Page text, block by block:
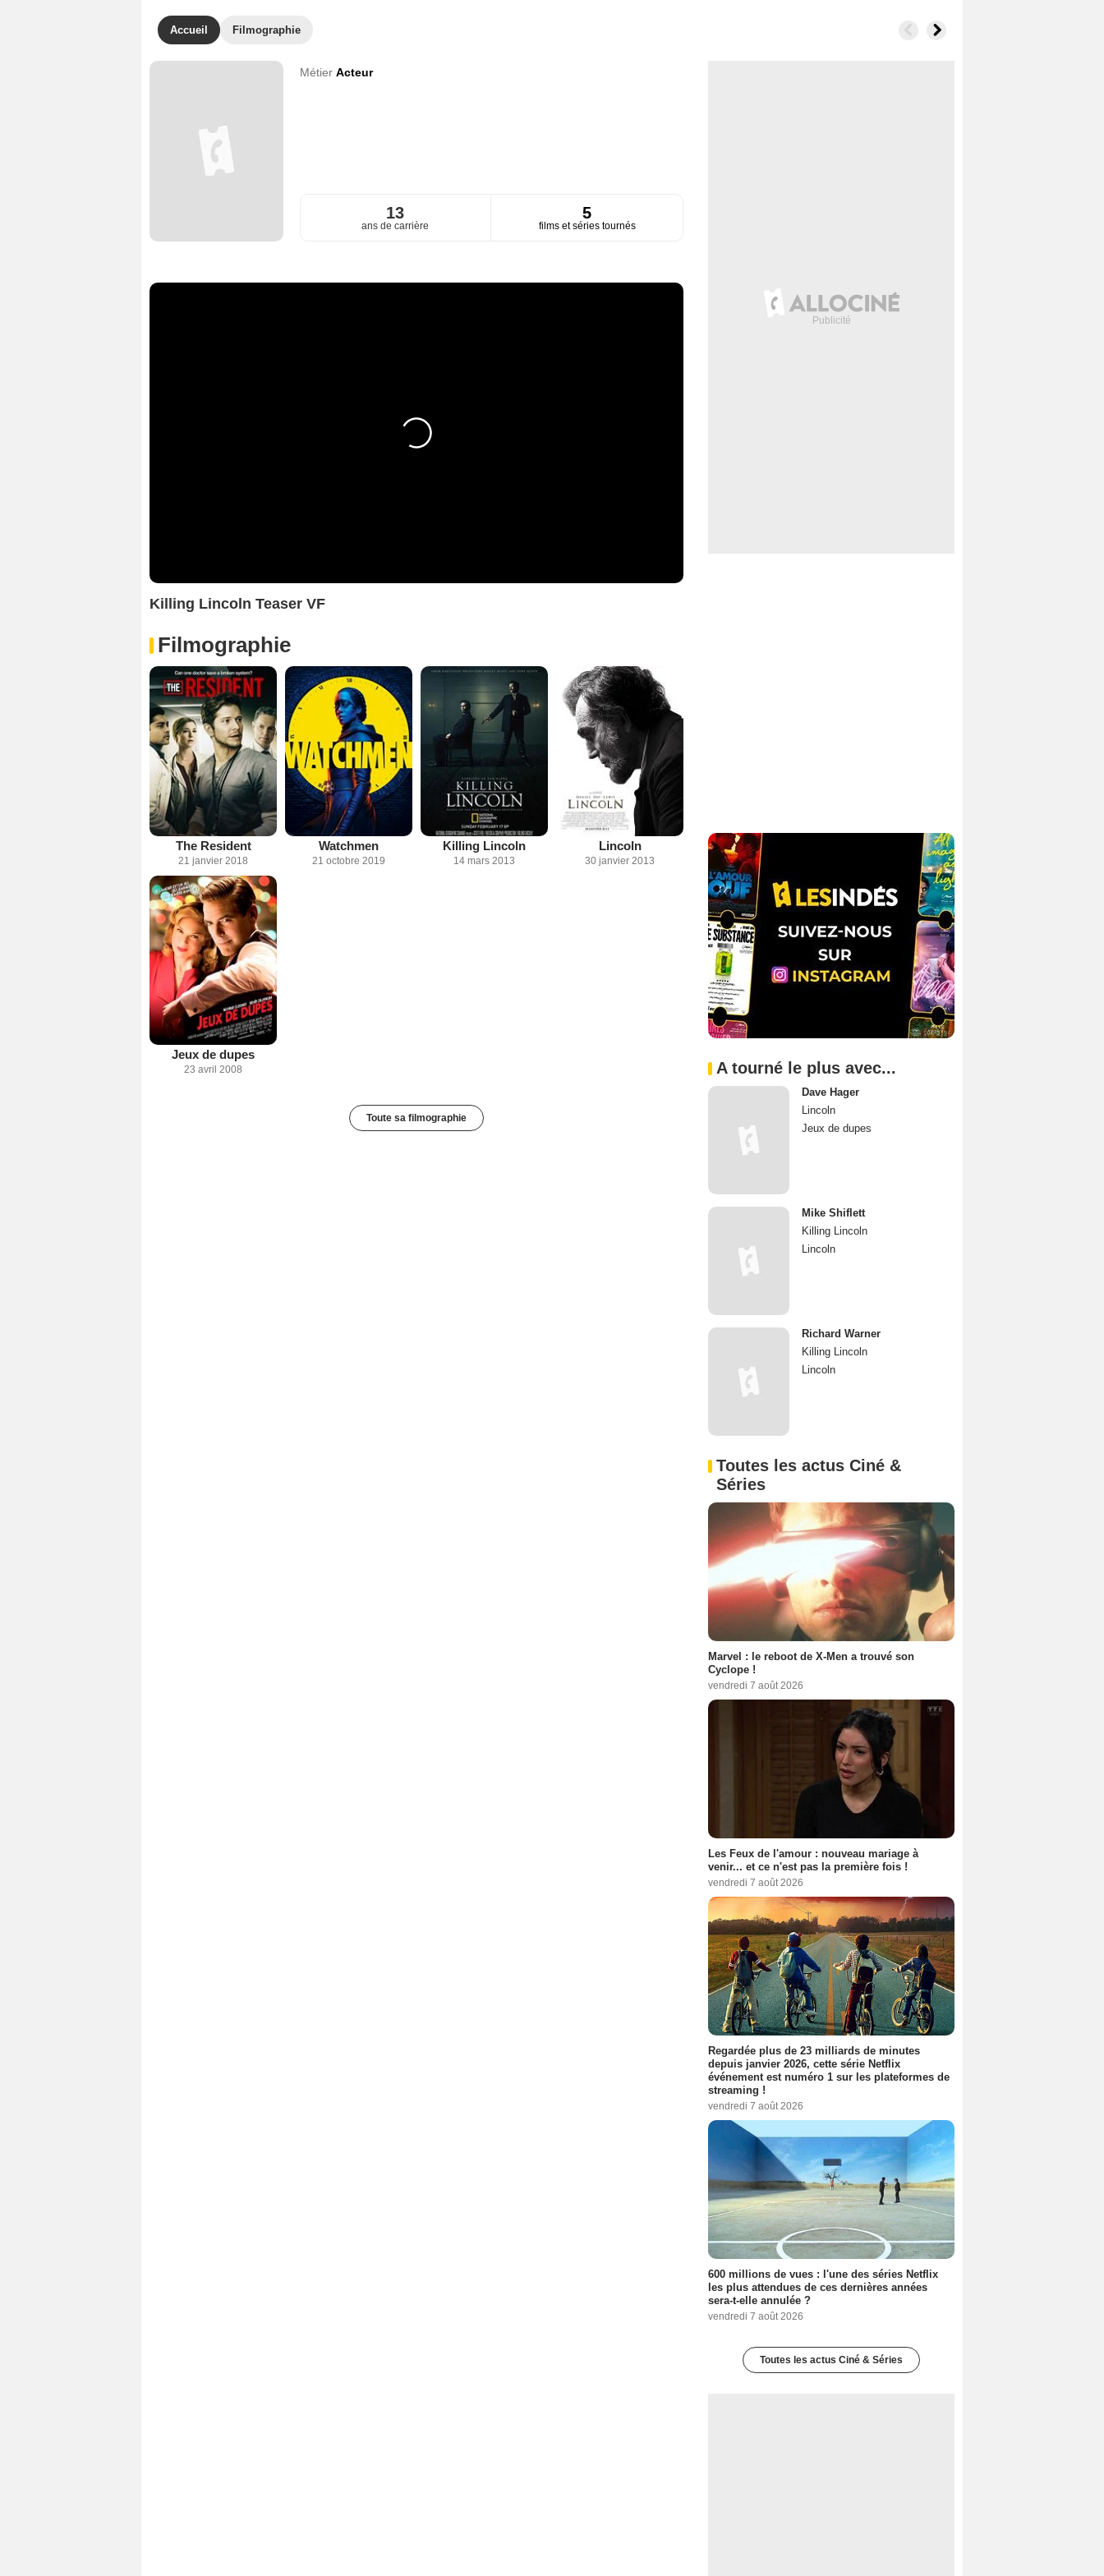
Accueil Filmographie
Métier Acteur
13
ans de carrière
5
films et séries tournés
Killing Lincoln Teaser VF
Filmographie
The Resident
21 janvier 2018
Watchmen
21 octobre 2019
Killing Lincoln
14 mars 2013
Lincoln
30 janvier 2013
Jeux de dupes
23 avril 2008
Toute sa filmographie
A tourné le plus avec...
Dave Hager
Lincoln
Jeux de dupes
Mike Shiflett
Killing Lincoln
Lincoln
Richard Warner
Killing Lincoln
Lincoln
Toutes les actus Ciné &
Séries
Marvel : le reboot de X-Men a trouvé son
Cyclope !
vendredi 7 août 2026
Les Feux de l'amour : nouveau mariage à
venir... et ce n'est pas la première fois !
vendredi 7 août 2026
Regardée plus de 23 milliards de minutes
depuis janvier 2026, cette série Netflix
événement est numéro 1 sur les plateformes de
streaming !
vendredi 7 août 2026
600 millions de vues : l'une des séries Netflix
les plus attendues de ces dernières années
sera-t-elle annulée ?
vendredi 7 août 2026
Toutes les actus Ciné & Séries